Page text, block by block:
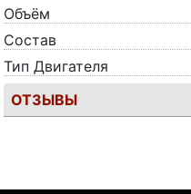
Объём
Состав
Тип Двигателя
ОТЗЫВЫ